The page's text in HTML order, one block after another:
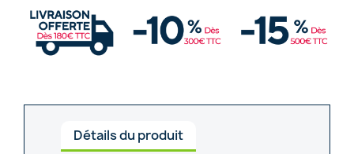
Détails du produit